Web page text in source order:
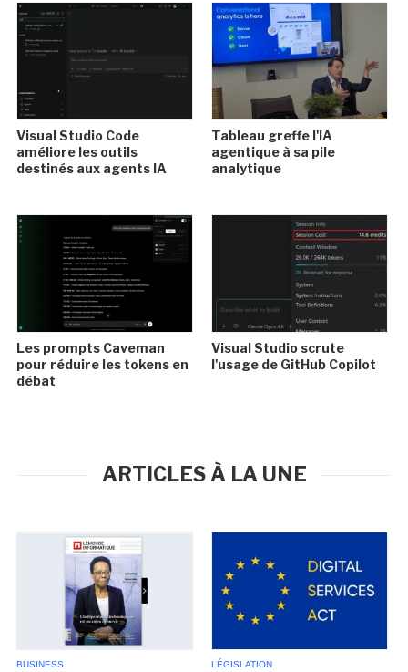
Visual Studio Code
améliore les outils
destinés aux agents IA
Tableau greffe l'IA
agentique à sa pile
analytique
Les prompts Caveman
pour réduire les tokens en
débat
Visual Studio scrute
l'usage de GitHub Copilot
ARTICLES À LA UNE
BUSINESS LÉGISLATION